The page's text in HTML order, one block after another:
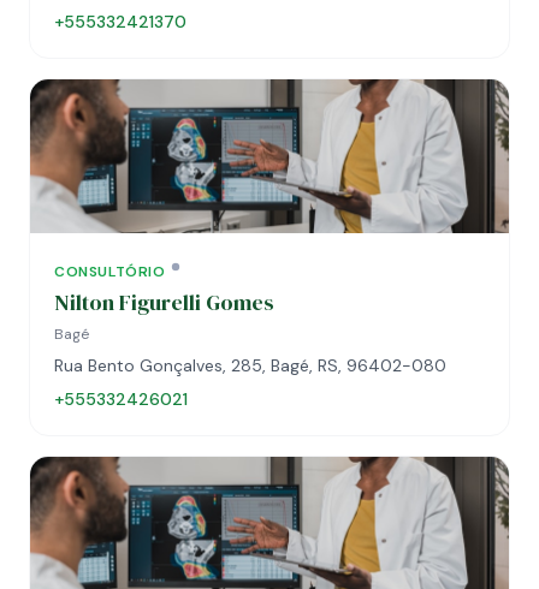
+555332421370
CONSULTÓRIO
Nilton Figurelli Gomes
Bagé
Rua Bento Gonçalves, 285, Bagé, RS, 96402-080
+555332426021